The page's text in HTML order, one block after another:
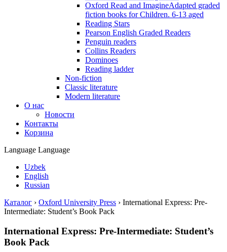
Oxford Read and ImagineAdapted graded
fiction books for Children. 6-13 aged
Reading Stars
Pearson English Graded Readers
Penguin readers
Collins Readers
Dominoes
Reading ladder
Non-fiction
Classic literature
Modern literature
О нас
Новости
Контакты
Корзина
Language Language
Uzbek
English
Russian
Каталог › Oxford University Press › International Express: Pre-
Intermediate: Student’s Book Pack
International Express: Pre-Intermediate: Student’s
Book Pack